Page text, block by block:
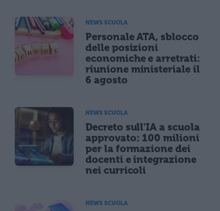
NEWS SCUOLA
Personale ATA, sblocco
delle posizioni
economiche e arretrati:
riunione ministeriale il
6 agosto
NEWS SCUOLA
Decreto sull'IA a scuola
approvato: 100 milioni
per la formazione dei
docenti e integrazione
nei curricoli
NEWS SCUOLA